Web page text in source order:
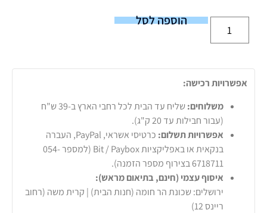
הוספה לסל
אפשרויות רכישה:
משלוחים:
שליח עד הבית לכל רחבי הארץ ב-39 ש"ח
(עבור חבילות עד 20 ק"ג).
אפשרויות תשלום:
כרטיסי אשראי, PayPal, העברה
בנקאית או באפליקציות Bit / Paybox (למספר 054-
6718711 בצירוף מספר הזמנה).
איסוף עצמי (חינם, בתיאום מראש):
ירושלים: שכונת הר חומה (חנות הבית) | קרית משה (רחוב
ריינס 12)